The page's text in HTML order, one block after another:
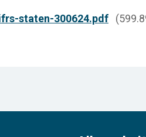
staten-300624.pdf